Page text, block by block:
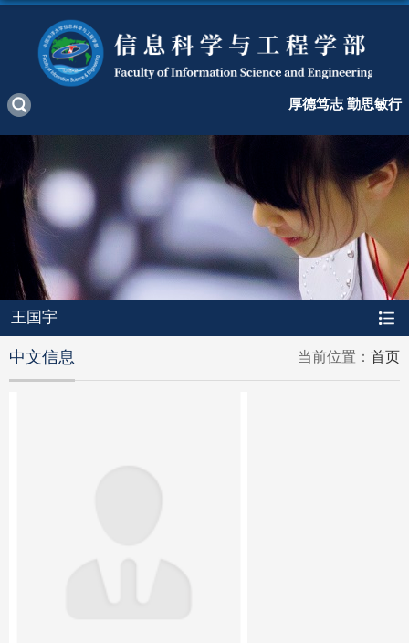
厚德笃志 勤思敏行
王国宇
当前位置： 首页
中文信息